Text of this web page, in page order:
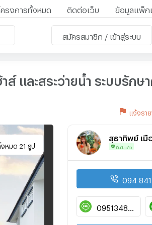
ครงการทั้งหมด ติดต่อเว็บ ข้อมูลแพ็ก
สมัครสมาชิก / เข้าสู่ระบบ
ส์ และสระว่ายน้ำ ระบบรักษ
แจ้งรา
หมด 21 รูป
สุธาทิพย์ เมื
ยืนยันแล้ว
094 841
0951348127